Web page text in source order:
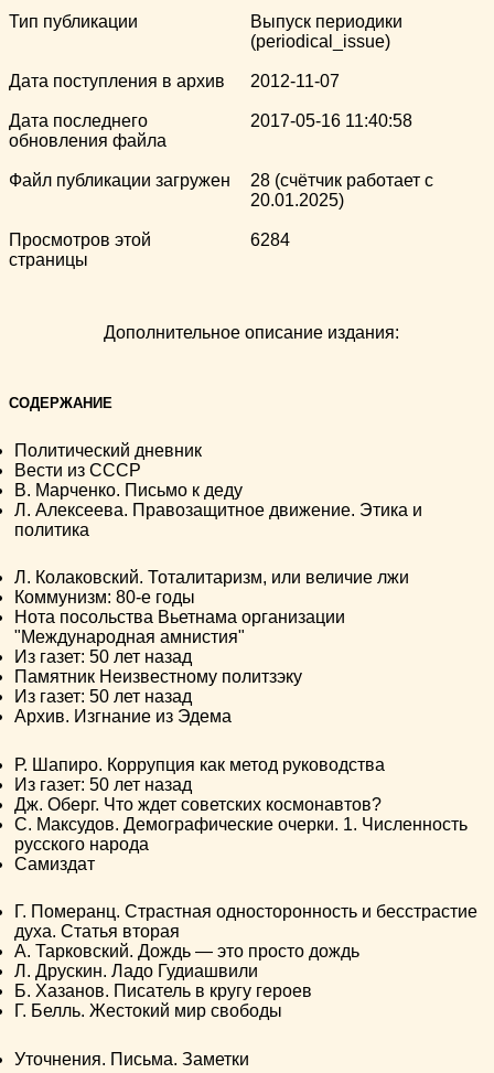
Тип публикации
Выпуск периодики
(periodical_issue)
Дата поступления в архив 2012-11-07
Дата последнего
обновления файла
2017-05-16 11:40:58
Файл публикации загружен
28 (счётчик работает с
20.01.2025)
Просмотров этой
страницы
6284
Дополнительное описание издания:
СОДЕРЖАНИЕ
Политический дневник
Вести из СССР
B. Марченко. Письмо к деду
Л. Алексеева. Правозащитное движение. Этика и
политика
Л. Колаковский. Тоталитаризм, или величие лжи
Коммунизм: 80-е годы
Нота посольства Вьетнама организации
"Международная амнистия"
Из газет: 50 лет назад
Памятник Неизвестному политзэку
Из газет: 50 лет назад
Архив. Изгнание из Эдема
Р. Шапиро. Коррупция как метод руководства
Из газет: 50 лет назад
Дж. Оберг. Что ждет советских космонавтов?
C. Максудов. Демографические очерки. 1. Численность
русского народа
Самиздат
Г. Померанц. Страстная односторонность и бесстрастие
духа. Статья вторая
А. Тарковский. Дождь — это просто дождь
Л. Друскин. Ладо Гудиашвили
Б. Хазанов. Писатель в кругу героев
Г. Белль. Жестокий мир свободы
Уточнения. Письма. Заметки